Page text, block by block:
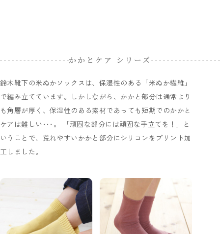
かかとケア シリーズ
鈴木靴下の米ぬかソックスは、保湿性のある「米ぬか繊維」
で編み立てています。しかしながら、かかと部分は通常より
も角層が厚く、保湿性のある素材であっても短期でのかかと
ケアは難しい･･･。 「頑固な部分には頑固な手立てを！」と
いうことで、荒れやすいかかと部分にシリコンをプリント加
工しました。